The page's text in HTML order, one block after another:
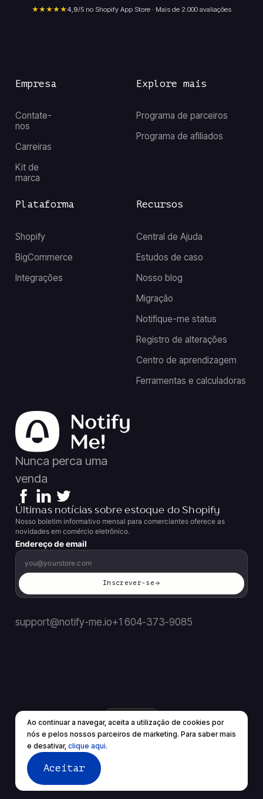
Ao continuar a navegar, aceita a utilização de cookies por
nós e pelos nossos parceiros de marketing. Para saber mais
e desativar, clique aqui.
Aceitar
★★★★★4,9/5 no Shopify App Store · Mais de 2.000 avaliações
Empresa
Contate-
nos
Carreiras
Kit de
marca
Recursos
Central de Ajuda
Estudos de caso
Nosso blog
Migração
Notifique-me status
Registro de alterações
Centro de aprendizagem
Ferramentas e calculadoras
Explore mais
Programa de parceiros
Programa de afiliados
Plataforma
Shopify
BigCommerce
Integrações
Nunca perca uma
venda
Últimas notícias sobre estoque do Shopify
Nosso boletim informativo mensal para comerciantes oferece as
novidades em comércio eletrônico.
Endereço de email
Inscrever-se
support@notify-me.io+1 604-373-9085
© 2026 Todos os direitos reservados.
Termos de Serviço